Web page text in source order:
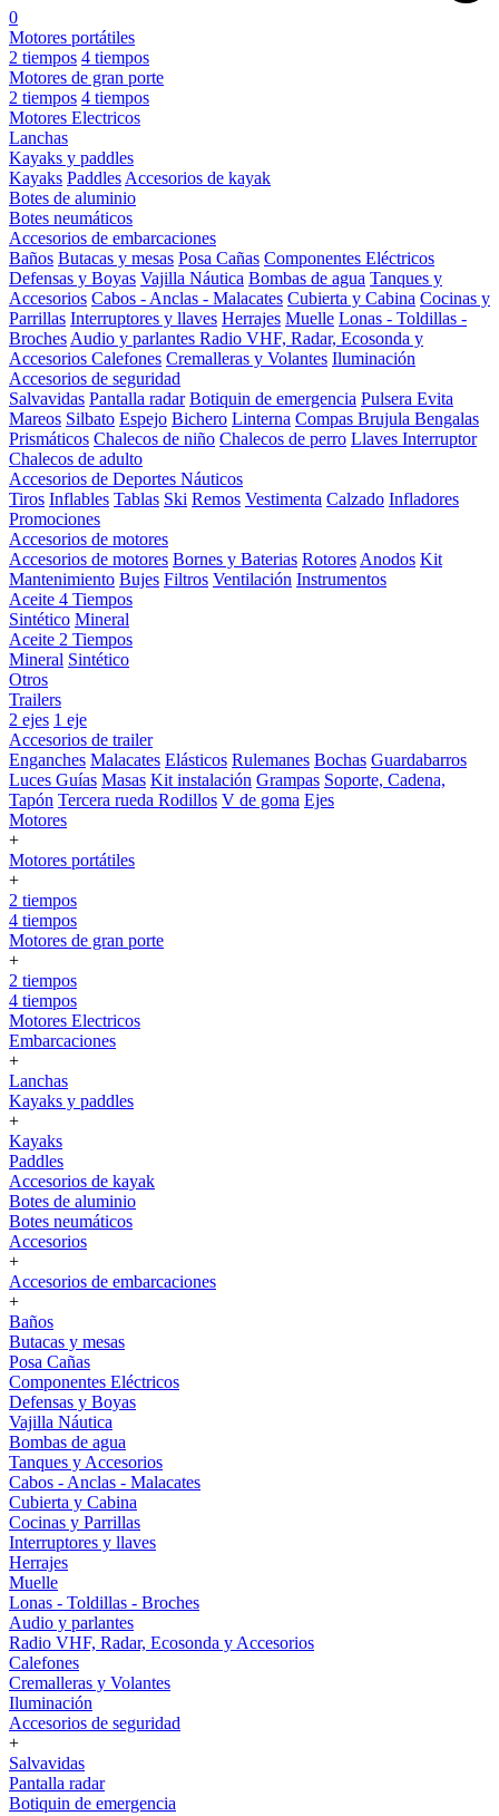
0
Motores portátiles
2 tiempos 4 tiempos
Motores de gran porte
2 tiempos 4 tiempos
Motores Electricos
Lanchas
Kayaks y paddles
Kayaks Paddles Accesorios de kayak
Botes de aluminio
Botes neumáticos
Accesorios de embarcaciones
Baños Butacas y mesas Posa Cañas Componentes Eléctricos
Defensas y Boyas Vajilla Náutica Bombas de agua Tanques y
Accesorios Cabos - Anclas - Malacates Cubierta y Cabina Cocinas y
Parrillas Interruptores y llaves Herrajes Muelle Lonas - Toldillas -
Broches Audio y parlantes Radio VHF, Radar, Ecosonda y
Accesorios Calefones Cremalleras y Volantes Iluminación
Accesorios de seguridad
Salvavidas Pantalla radar Botiquin de emergencia Pulsera Evita
Mareos Silbato Espejo Bichero Linterna Compas Brujula Bengalas
Prismáticos Chalecos de niño Chalecos de perro Llaves Interruptor
Chalecos de adulto
Accesorios de Deportes Náuticos
Tiros Inflables Tablas Ski Remos Vestimenta Calzado Infladores
Promociones
Accesorios de motores
Accesorios de motores Bornes y Baterias Rotores Anodos Kit
Mantenimiento Bujes Filtros Ventilación Instrumentos
Aceite 4 Tiempos
Sintético Mineral
Aceite 2 Tiempos
Mineral Sintético
Otros
Trailers
2 ejes 1 eje
Accesorios de trailer
Enganches Malacates Elásticos Rulemanes Bochas Guardabarros
Luces Guías Masas Kit instalación Grampas Soporte, Cadena,
Tapón Tercera rueda Rodillos V de goma Ejes
Motores
+
Motores portátiles
+
2 tiempos
4 tiempos
Motores de gran porte
+
2 tiempos
4 tiempos
Motores Electricos
Embarcaciones
+
Lanchas
Kayaks y paddles
+
Kayaks
Paddles
Accesorios de kayak
Botes de aluminio
Botes neumáticos
Accesorios
+
Accesorios de embarcaciones
+
Baños
Butacas y mesas
Posa Cañas
Componentes Eléctricos
Defensas y Boyas
Vajilla Náutica
Bombas de agua
Tanques y Accesorios
Cabos - Anclas - Malacates
Cubierta y Cabina
Cocinas y Parrillas
Interruptores y llaves
Herrajes
Muelle
Lonas - Toldillas - Broches
Audio y parlantes
Radio VHF, Radar, Ecosonda y Accesorios
Calefones
Cremalleras y Volantes
Iluminación
Accesorios de seguridad
+
Salvavidas
Pantalla radar
Botiquin de emergencia